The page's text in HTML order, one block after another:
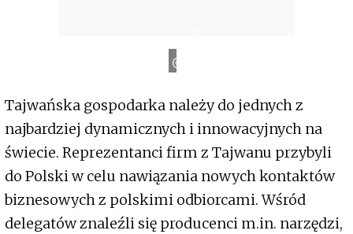
Tajwańska gospodarka należy do jednych z
najbardziej dynamicznych i innowacyjnych na
świecie. Reprezentanci firm z Tajwanu przybyli
do Polski w celu nawiązania nowych kontaktów
biznesowych z polskimi odbiorcami. Wśród
delegatów znaleźli się producenci m.in. narzędzi,